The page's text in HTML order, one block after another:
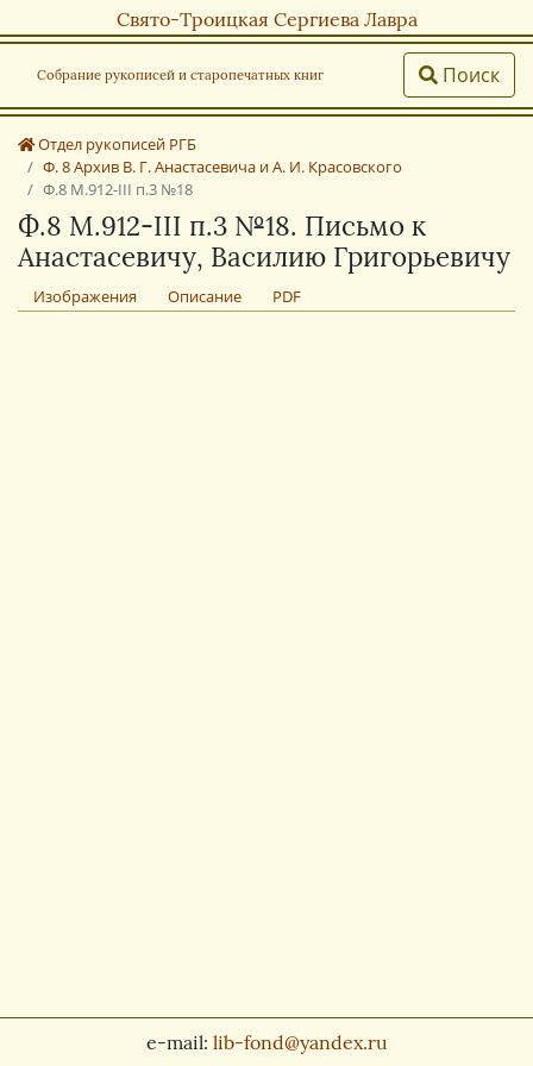
Свято-Троицкая Сергиева Лавра
Собрание рукописей и старопечатных книг Поиск
Отдел рукописей РГБ
Ф. 8 Архив В. Г. Анастасевича и А. И. Красовского
Ф.8 М.912-III п.3 №18
Ф.8 М.912-III п.3 №18. Письмо к
Анастасевичу, Василию Григорьевичу
Изображения Описание PDF
e-mail: lib-fond@yandex.ru